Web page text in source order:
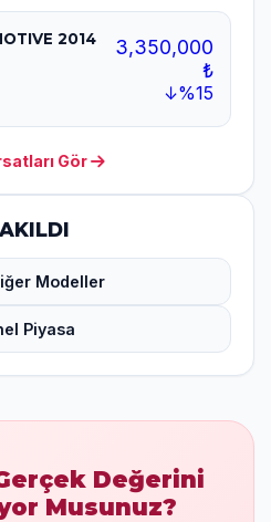
2014
3,350,000
₺
↓%15
Gör
Modeller
Piyasa
Değerini
Musunuz?